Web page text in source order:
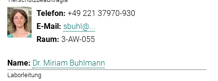
+49 221 37970-930
sbuhl@...
3-AW-055
Dr. Miriam Buhlmann
Laborleitung